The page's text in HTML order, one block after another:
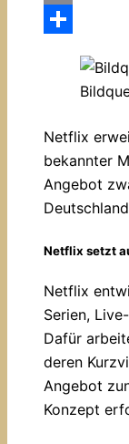
Email
Netflix
bekannter
Angebot
Netflix setzt
Netflix
Serien,
Dafür
deren
Angebot
Konzept